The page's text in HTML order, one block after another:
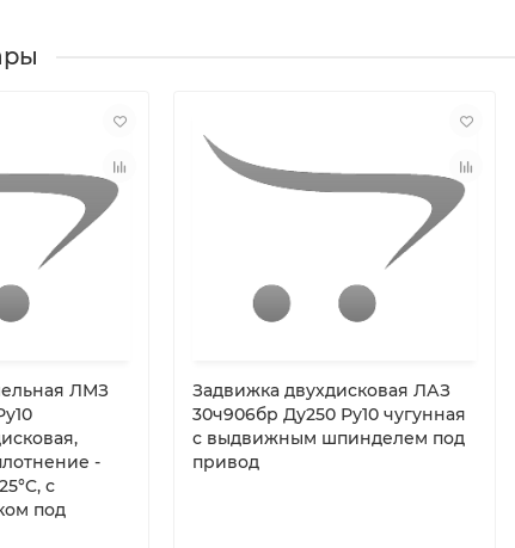
ЛМЗ
-
с
под
Задвижка двухдисковая ЛАЗ
30ч906бр Ду250 Ру10 чугунная
с выдвижным шпинделем под
привод